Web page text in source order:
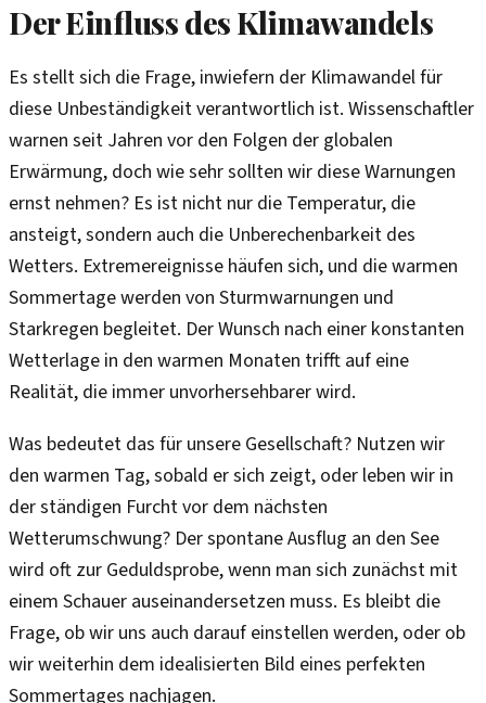
Der Einfluss des Klimawandels
Es stellt sich die Frage, inwiefern der Klimawandel für
diese Unbeständigkeit verantwortlich ist. Wissenschaftler
warnen seit Jahren vor den Folgen der globalen
Erwärmung, doch wie sehr sollten wir diese Warnungen
ernst nehmen? Es ist nicht nur die Temperatur, die
ansteigt, sondern auch die Unberechenbarkeit des
Wetters. Extremereignisse häufen sich, und die warmen
Sommertage werden von Sturmwarnungen und
Starkregen begleitet. Der Wunsch nach einer konstanten
Wetterlage in den warmen Monaten trifft auf eine
Realität, die immer unvorhersehbarer wird.
Was bedeutet das für unsere Gesellschaft? Nutzen wir
den warmen Tag, sobald er sich zeigt, oder leben wir in
der ständigen Furcht vor dem nächsten
Wetterumschwung? Der spontane Ausflug an den See
wird oft zur Geduldsprobe, wenn man sich zunächst mit
einem Schauer auseinandersetzen muss. Es bleibt die
Frage, ob wir uns auch darauf einstellen werden, oder ob
wir weiterhin dem idealisierten Bild eines perfekten
Sommertages nachjagen.